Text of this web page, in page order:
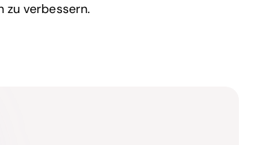
zu verbessern.